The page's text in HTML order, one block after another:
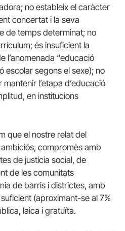
no estableix el caràcter
concertat i la seva
de temps determinat; no
és insuficient la
l’anomenada “educació
escolar segons el sexe); no
l’etapa d’educació
en institucions
que el nostre relat del
compromès amb
de justícia social, de
de les comunitats
de barris i districtes, amb
(aproximant-se al 7%
laica i gratuïta.